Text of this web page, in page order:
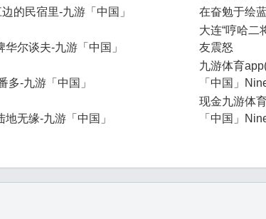
的民宿里-九游「中国」
尔谈夫-九游「中国」
多-九游「中国」
无缘-九游「中国」
在奋勉于绘
大连“哼哈二
友震怒
九游体育
「中国」
现金九游体
「中国」